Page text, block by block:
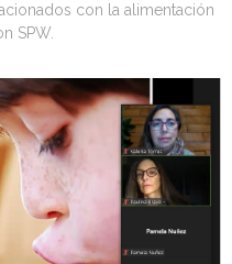
con la alimentación
SPW.